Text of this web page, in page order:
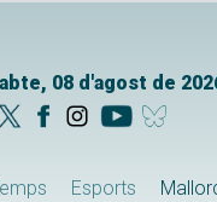
08 d'agost de
Esports